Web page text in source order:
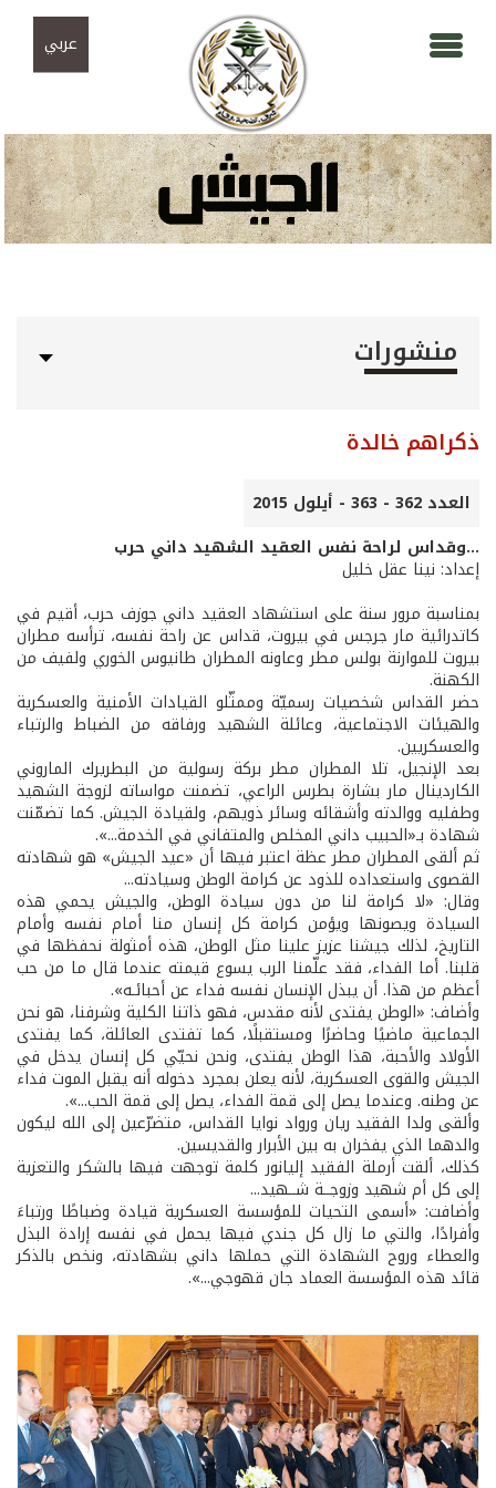
عربي
منشورات
ذكراهم خالدة
العدد 362 - 363 - أيلول 2015
…وقداس لراحة نفس العقيد الشهيد داني حرب
إعداد: نينا عقل خليل
بمناسبة مرور سنة على استشهاد العقيد داني جوزف حرب، أقيم في
كاتدرائية مار جرجس في بيروت، قداس عن راحة نفسه، ترأسه مطران
بيروت للموارنة بولس مطر وعاونه المطران طانيوس الخوري ولفيف من
الكهنة.
حضر القداس شخصيات رسميّة وممثّلو القيادات الأمنية والعسكرية
والهيئات الاجتماعية، وعائلة الشهيد ورفاقه من الضباط والرتباء
والعسكريين.
بعد الإنجيل، تلا المطران مطر بركة رسولية من البطريرك الماروني
الكاردينال مار بشارة بطرس الراعي، تضمنت مواساته لزوجة الشهيد
وطفليه ووالدته وأشقائه وسائر ذويهم، ولقيادة الجيش. كما تضمّنت
شهادة بـ«الحبيب داني المخلص والمتفاني في الخدمة...».
ثم ألقى المطران مطر عظة اعتبر فيها أن «عيد الجيش» هو شهادته
القصوى واستعداده للذود عن كرامة الوطن وسيادته...
وقال: «لا كرامة لنا من دون سيادة الوطن، والجيش يحمي هذه
السيادة ويصونها ويؤمن كرامة كل إنسان منا أمام نفسه وأمام
التاريخ، لذلك جيشنا عزيز علينا مثل الوطن، هذه أمثولة نحفظها في
قلبنا. أما الفداء، فقد علّمنا الرب يسوع قيمته عندما قال ما من حب
أعظم من هذا. أن يبذل الإنسان نفسه فداء عن أحبائـه».
وأضاف: «الوطن يفتدى لأنه مقدس، فهو ذاتنا الكلية وشرفنا، هو نحن
الجماعية ماضيًا وحاضرًا ومستقبلًا، كما تفتدى العائلة، كما يفتدى
الأولاد والأحبة، هذا الوطن يفتدى، ونحن نحيّي كل إنسان يدخل في
الجيش والقوى العسكرية، لأنه يعلن بمجرد دخوله أنه يقبل الموت فداء
عن وطنه. وعندما يصل إلى قمة الفداء، يصل إلى قمة الحب...».
وألقى ولدا الفقيد ريان ورواد نوايا القداس، متضرّعين إلى الله ليكون
والدهما الذي يفخران به بين الأبرار والقديسين.
كذلك، ألقت أرملة الفقيد إليانور كلمة توجهت فيها بالشكر والتعزية
إلى كل أم شهيد وزوجــة شــهيد...
وأضافت: «أسمى التحيات للمؤسسة العسكرية قيادة وضباطًا ورتباءَ
وأفرادًا، والتي ما زال كل جندي فيها يحمل في نفسه إرادة البذل
والعطاء وروح الشهادة التي حملها داني بشهادته، ونخص بالذكر
قائد هذه المؤسسة العماد جان قهوجي...».